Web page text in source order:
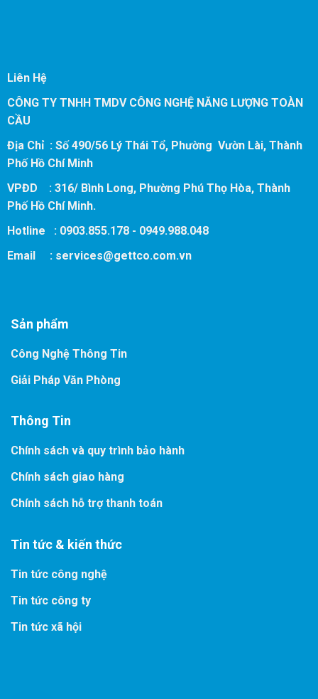
Liên Hệ
CÔNG TY TNHH TMDV CÔNG NGHỆ NĂNG LƯỢNG TOÀN
CẦU
Địa Chỉ : Số 490/56 Lý Thái Tổ, Phường Vườn Lài, Thành
Phố Hồ Chí Minh
VPĐD : 316/ Bình Long, Phường Phú Thọ Hòa, Thành
Phố Hồ Chí Minh.
Hotline : 0903.855.178 - 0949.988.048
Email : services@gettco.com.vn
Sản phẩm
Công Nghệ Thông Tin
Giải Pháp Văn Phòng
Thông Tin
Chính sách và quy trình bảo hành
Chính sách giao hàng
Chính sách hỗ trợ thanh toán
Tin tức & kiến thức
Tin tức công nghệ
Tin tức công ty
Tin tức xã hội